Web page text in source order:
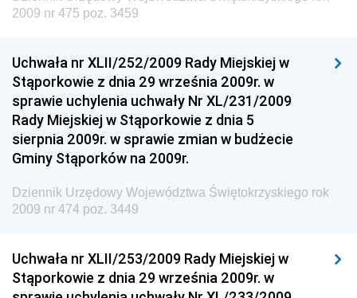
Rozwoju
Dziennik Urzędowy Ministra Sportu
Dziennik Urzędowy Ministra Funduszy i Polityki
Regionalnej
Dziennik Urzędowy Ministra Aktywów Państwowych
Dziennik Urzędowy Ministra Zdrowia
Dziennik Urzędowy Ministra Środowiska i Głównego
Inspektora Ochrony Środowiska
Dziennik Urzędowy Ministerstwa Kultury, Dziedzictwa
Narodowego i Sportu
2009 nr 475 poz. 3459
Uchwała nr XLII/252/2009 Rady Miejskiej w
Stąporkowie z dnia 29 września 2009r. w
sprawie uchylenia uchwały Nr XL/231/2009
Rady Miejskiej w Stąporkowie z dnia 5
sierpnia 2009r. w sprawie zmian w budżecie
Gminy Stąporków na 2009r.
Dziennik Urzędowy Województwa Świętokrzyskiego rok
2009 nr 474 poz. 3449
Uchwała nr XLII/253/2009 Rady Miejskiej w
Stąporkowie z dnia 29 września 2009r. w